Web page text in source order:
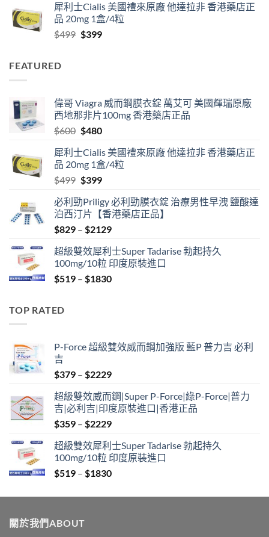
$829
through
犀利士Cialis 美國禮來原廠 他達拉非 香港藥店正
品 20mg 1盒/4粒
$499 Original
$399Current
FEATURED
偉哥 Viagra 威而鋼膜衣錠 萬艾可 美國輝瑞原廠
西地那非片100mg 香港藥店正品
$600 Original
was:
$600.
$480Current
is:
$480.
犀利士Cialis 美國禮來原廠 他達拉非 香港藥店正
品 20mg 1盒/4粒
$499 Original
was:
$499.
$399Current
is:
$399.
必利勁Priligy 必利勁膜衣錠 治療男性早洩 鹽酸達
泊西汀片【香港藥店正品】
$829 – $2129Price
$829
through
$2129
超級雙效犀利士Super Tadarise 勃起持久
100mg/10粒 印度原裝進口
$519 – $1830Price
TOP RATED
P-Force 超級雙效威而鋼加強版 藍P 普力吉 必利
吉
$379 – $2229Price
$379
through
$2229
超級雙效威而鋼|Super P-Force|綠P-Force|普力
吉|必利吉|印度原裝進口|香港正品
$359 – $2229Price
$359
through
$2229
超級雙效犀利士Super Tadarise 勃起持久
100mg/10粒 印度原裝進口
$519 – $1830Price
$519
關於我們ABOUT